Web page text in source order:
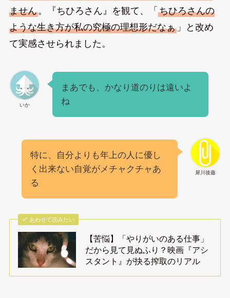
ません。『ちひろさん』を観て、「 ちひろさんの
ような生き方が私の究極の理想形だなぁ」と改め
て実感させられました。
いか
まあでも、かなり道のりは遠いよ
ね
犀川後藤
特に、自分よりも年上の人に優し
く出来ない自覚がメチャクチャあ
る
あわせて読みたい
【苦悩】「やりがいのある仕事」
だから見て見ぬふり？映画『アシ
スタント』が抉る搾取のリアル